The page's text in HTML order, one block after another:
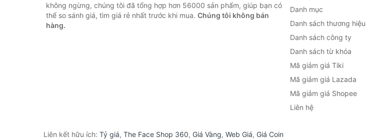
không ngừng, chúng tôi đã tổng hợp hơn 56000 sản phẩm, giúp bạn có
thể so sánh giá, tìm giá rẻ nhất trước khi mua. Chúng tôi không bán
hàng.
Danh mục
Danh sách thương hiệu
Danh sách công ty
Danh sách từ khóa
Mã giảm giá Tiki
Mã giảm giá Lazada
Mã giảm giá Shopee
Liên hệ
Liên kết hữu ích: Tỷ giá, The Face Shop 360, Giá Vàng, Web Giá, Giá Coin